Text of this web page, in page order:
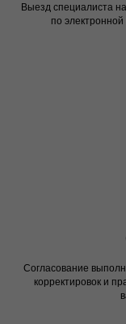
Выезд специалиста
по
Согласование
корректировок и